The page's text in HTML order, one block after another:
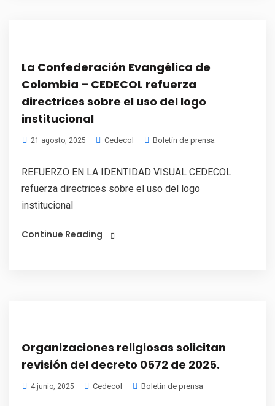
La Confederación Evangélica de
Colombia – CEDECOL refuerza
directrices sobre el uso del logo
institucional
21 agosto, 2025 Cedecol Boletín de prensa
REFUERZO EN LA IDENTIDAD VISUAL CEDECOL
refuerza directrices sobre el uso del logo
institucional
Continue Reading
Organizaciones religiosas solicitan
revisión del decreto 0572 de 2025.
4 junio, 2025 Cedecol Boletín de prensa